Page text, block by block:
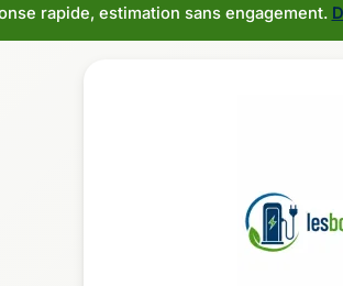
Laval
rapide, estimation sans engagement.